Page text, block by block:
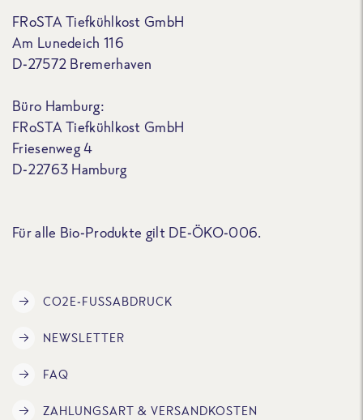
FRoSTA Tiefkühlkost GmbH
Am Lunedeich 116
D-27572 Bremerhaven
Büro Hamburg:
FRoSTA Tiefkühlkost GmbH
Friesenweg 4
D-22763 Hamburg
Für alle Bio-Produkte gilt DE-ÖKO-006.
CO2E-FUSSABDRUCK
NEWSLETTER
FAQ
ZAHLUNGSART & VERSANDKOSTEN